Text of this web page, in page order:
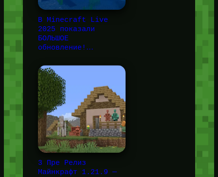
В Minecraft Live
2025 показали
БОЛЬШОЕ
обновление!…
3 Пре Релиз
Майнкрафт 1.21.9 —